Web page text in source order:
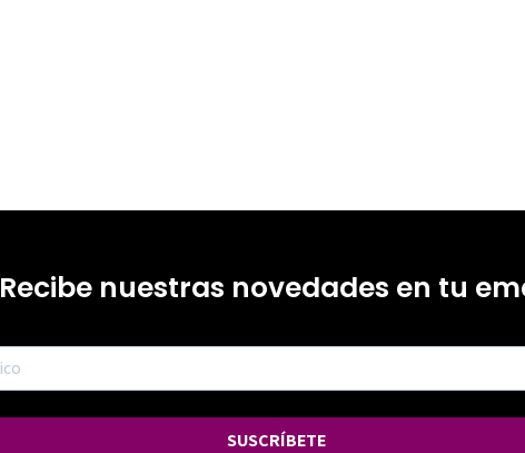
Recibe nuestras novedades en tu
SUSCRÍBETE